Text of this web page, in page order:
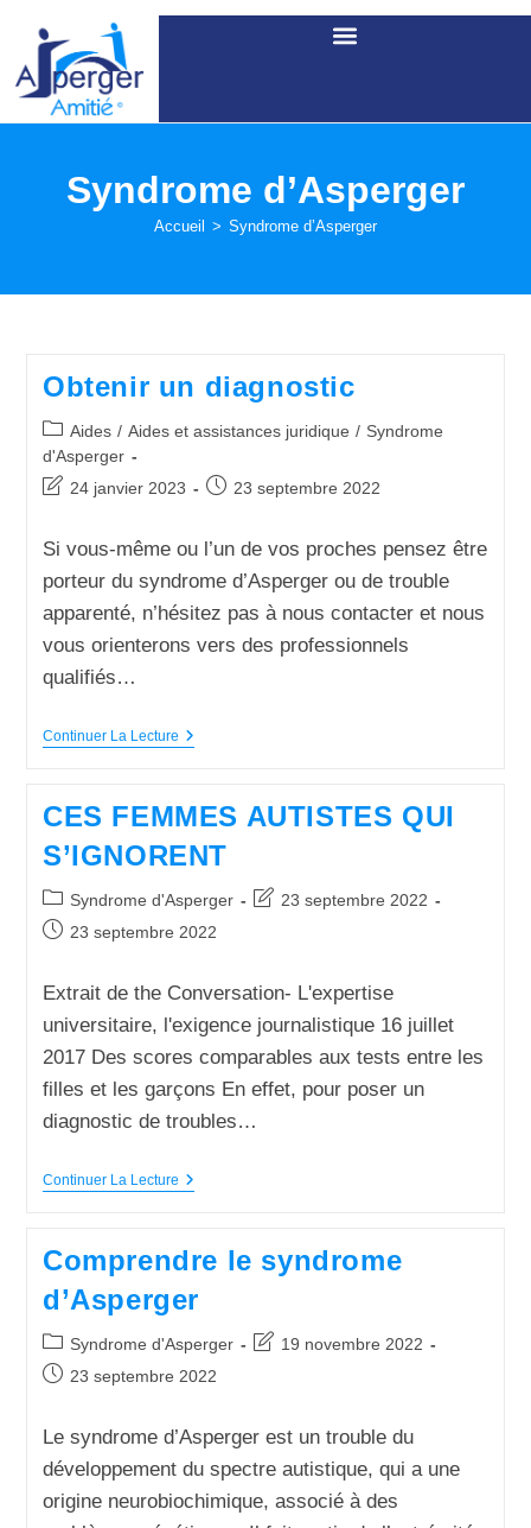
Syndrome d’Asperger
Accueil > Syndrome d’Asperger
Obtenir un diagnostic
Aides / Aides et assistances juridique / Syndrome
d'Asperger
24 janvier 2023
23 septembre 2022
Si vous-même ou l’un de vos proches pensez être
porteur du syndrome d’Asperger ou de trouble
apparenté, n’hésitez pas à nous contacter et nous
vous orienterons vers des professionnels
qualifiés…
Continuer La Lecture
CES FEMMES AUTISTES QUI
S’IGNORENT
Syndrome d'Asperger
23 septembre 2022
23 septembre 2022
Extrait de the Conversation- L'expertise
universitaire, l'exigence journalistique 16 juillet
2017 Des scores comparables aux tests entre les
filles et les garçons En effet, pour poser un
diagnostic de troubles…
Continuer La Lecture
Comprendre le syndrome
d’Asperger
Syndrome d'Asperger
19 novembre 2022
23 septembre 2022
Le syndrome d’Asperger est un trouble du
développement du spectre autistique, qui a une
origine neurobiochimique, associé à des